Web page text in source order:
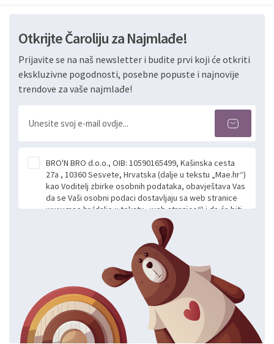
Otkrijte Čaroliju za Najmlađe!
Prijavite se na naš newsletter i budite prvi koji će otkriti
ekskluzivne pogodnosti, posebne popuste i najnovije
trendove za vaše najmlađe!
BRO'N BRO d.o.o., OIB: 10590165499, Kašinska cesta
27a , 10360 Sesvete, Hrvatska (dalje u tekstu „Mae.hr“)
kao Voditelj zbirke osobnih podataka, obavještava Vas
da se Vaši osobni podaci dostavljaju sa web stranice
www.mae.hr (dalje u tekstu „web stranice“) i da će biti
obrađeni. Prihvaćanjem ove Izjave smatra se da
slobodno i izričito dajete privolu za prikupljanje i daljnju
obradu Vaših osobnih podataka koje ustupate Mae.hr
putem ovih web stranica u svrhu odgovora i daljnje
komunikacije na Vaš upit poslan kroz kontakt obrazac.
Radi se o dobrovoljnom davanju podataka te ovu
Izjavu niste dužni prihvatiti odnosno niste dužni unositi
svoje osobne podatke u jednu od prijavnih
formi/obrazaca dostupnih na ovim web stranicama.
BRO'N BRO d.o.o. će s Vašim osobnim podacima
postupati sukladno Općoj uredbi o zaštiti podataka